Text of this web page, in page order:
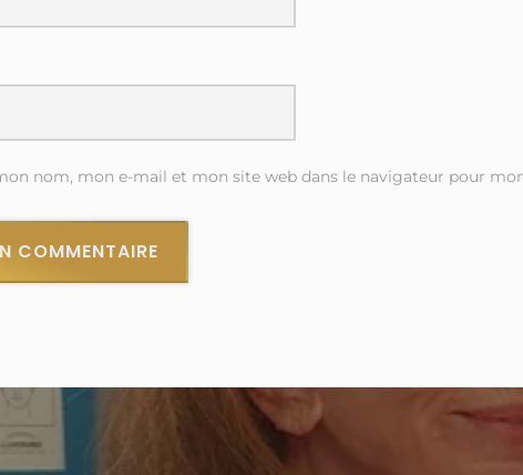
nom, mon e-mail et mon site web dans le navigateur pour